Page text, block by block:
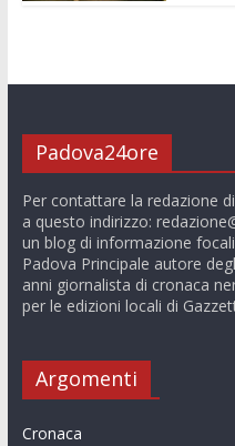
Padova24ore
Per contattare la redazione
a questo indirizzo:
un blog di informazione
Padova Principale autore
anni giornalista di cronaca
per le edizioni locali di
Argomenti
Cronaca